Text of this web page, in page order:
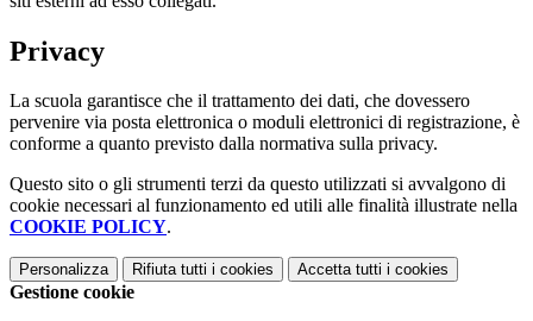
Privacy
La scuola garantisce che il trattamento dei dati, che dovessero
pervenire via posta elettronica o moduli elettronici di registrazione, è
conforme a quanto previsto dalla normativa sulla privacy.
Questo sito o gli strumenti terzi da questo utilizzati si avvalgono di
cookie necessari al funzionamento ed utili alle finalità illustrate nella
COOKIE POLICY.
Personalizza Rifiuta tutti i cookies Accetta tutti i cookies
Gestione cookie